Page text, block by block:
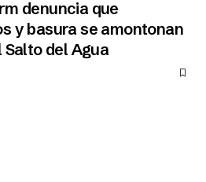
denuncia que
y basura se amontonan
del Agua